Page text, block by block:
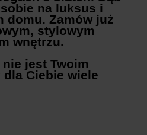
na luksus i
domu. Zamów już
stylowym
wnętrzu.
jest Twoim
Ciebie wiele